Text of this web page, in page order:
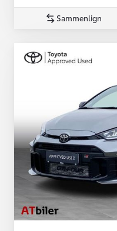
Sammenlign